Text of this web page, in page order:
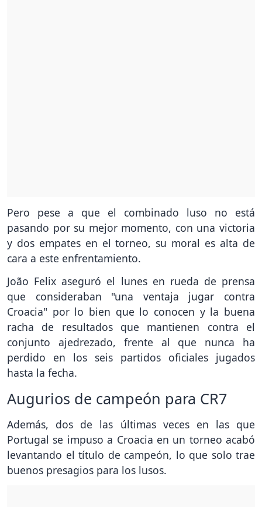
Pero pese a que el combinado luso no está
pasando por su mejor momento, con una victoria
y dos empates en el torneo, su moral es alta de
cara a este enfrentamiento.
João Felix aseguró el lunes en rueda de prensa
que consideraban "una ventaja jugar contra
Croacia" por lo bien que lo conocen y la buena
racha de resultados que mantienen contra el
conjunto ajedrezado, frente al que nunca ha
perdido en los seis partidos oficiales jugados
hasta la fecha.
Augurios de campeón para CR7
Además, dos de las últimas veces en las que
Portugal se impuso a Croacia en un torneo acabó
levantando el título de campeón, lo que solo trae
buenos presagios para los lusos.